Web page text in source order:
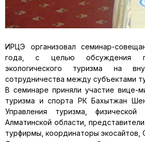
ИРЦЭ организовал семинар-
года, с целью обсуждения
экологического туризма на
сотрудничества между субъектами
В семинаре приняли участие вице-
туризма и спорта РК Бахытжан
Управления туризма,
Алматинской области,
турфирмы, координаторы экосайтов,